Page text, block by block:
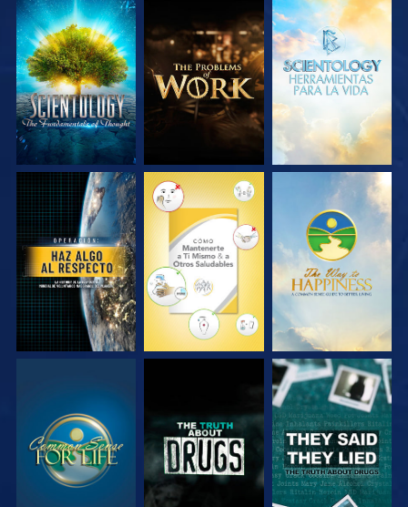
EXPLORA LAS
SERIES
EXPLORA LAS
SERIES
EXPLORA LAS
SERIES
VE VE VE
VE VE